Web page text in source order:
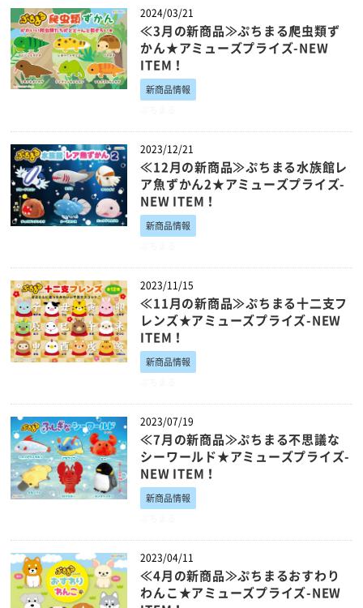
2024/03/21
≪3月の新商品≫ぷちまる爬虫類ず
かん★アミューズプライズ-NEW
ITEM！
新商品情報
2023/12/21
≪12月の新商品≫ぷちまる水族館レ
ア魚ずかん2★アミューズプライズ-
NEW ITEM！
新商品情報
2023/11/15
≪11月の新商品≫ぷちまる十二支フ
レンズ★アミューズプライズ-NEW
ITEM！
新商品情報
2023/07/19
≪7月の新商品≫ぷちまる不思議な
シーワールド★アミューズプライズ-
NEW ITEM！
新商品情報
2023/04/11
≪4月の新商品≫ぷちまるおすわり
わんこ★アミューズプライズ-NEW